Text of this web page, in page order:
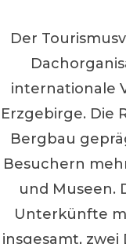
Der
internationale
Erzgebirge. Die
Bergbau
Besuchern
und Museen.
Unterkünfte
insgesamt,